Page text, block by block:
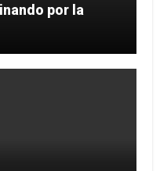
por la